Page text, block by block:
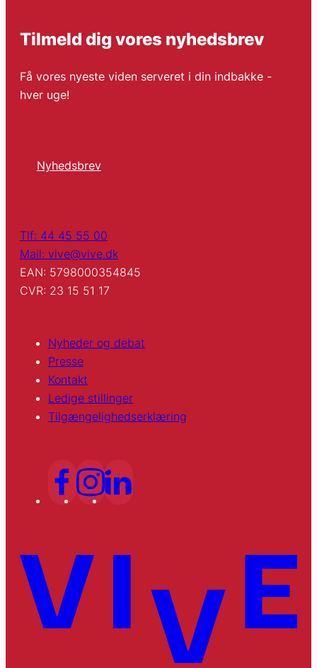
Tilmeld dig vores nyhedsbrev
Få vores nyeste viden serveret i din indbakke -
hver uge!
Nyhedsbrev
Tlf: 44 45 55 00
Mail: vive@vive.dk
EAN: 5798000354845
CVR: 23 15 51 17
Nyheder og debat
Presse
Kontakt
Ledige stillinger
Tilgængelighedserklæring